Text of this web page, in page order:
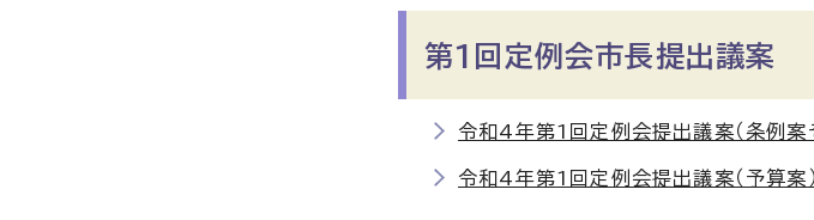
第1回定例会市長提出議案
令和4年第1回定例会提出議案（条例案
令和4年第1回定例会提出議案（予算案）